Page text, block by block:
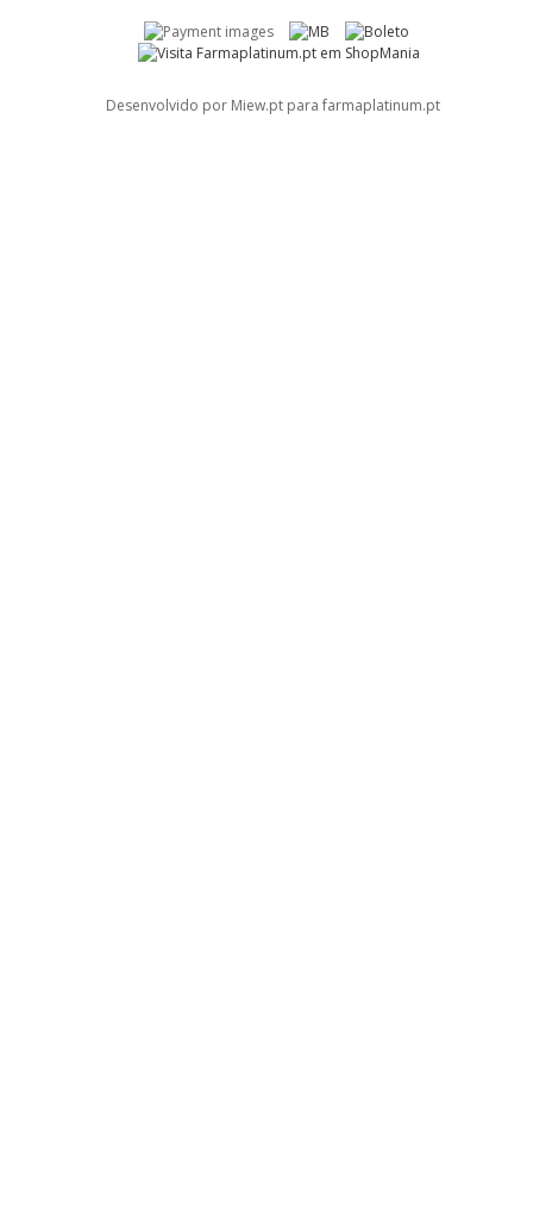
Desenvolvido por Miew.pt para farmaplatinum.pt